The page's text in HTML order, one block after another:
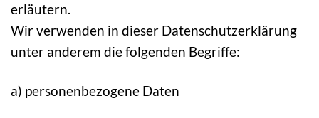
erläutern.
Wir verwenden in dieser Datenschutzerklärung
unter anderem die folgenden Begriffe:
a) personenbezogene Daten